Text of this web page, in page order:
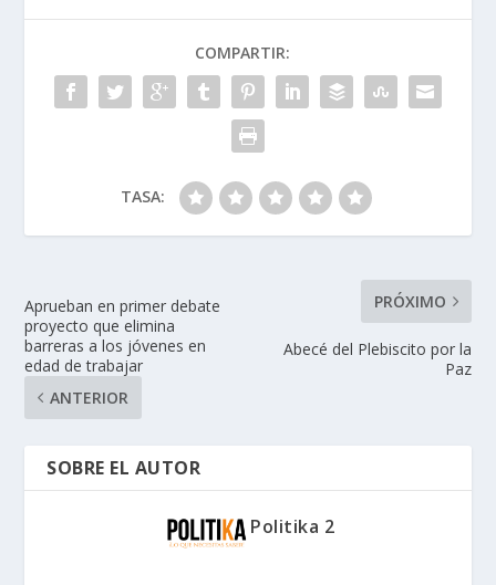
COMPARTIR:
TASA:
Aprueban en primer debate
proyecto que elimina
barreras a los jóvenes en
edad de trabajar
ANTERIOR
PRÓXIMO
Abecé del Plebiscito por la
Paz
SOBRE EL AUTOR
Politika 2